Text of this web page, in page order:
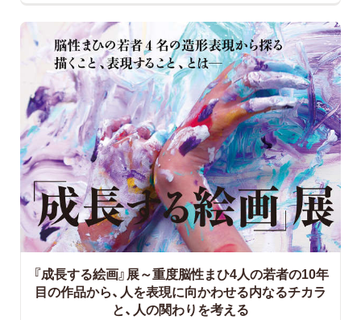
『成長する絵画』展～重度脳性まひ4人の若者の10年
目の作品から、人を表現に向かわせる内なるチカラ
と、人の関わりを考える